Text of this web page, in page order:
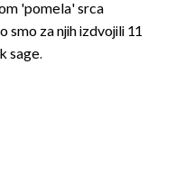
'pomela' srca
smo za njih izdvojili 11
sage.